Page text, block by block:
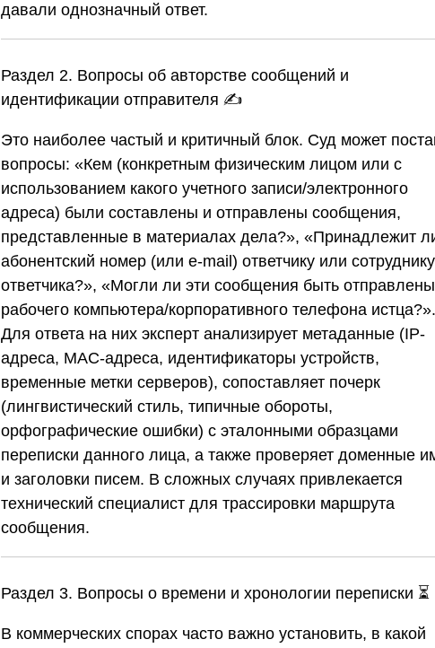
давали однозначный ответ.
Раздел 2. Вопросы об авторстве сообщений и
идентификации отправителя ✍️
Это наиболее частый и критичный блок. Суд может
вопросы: «Кем (конкретным физическим лицом или с
использованием какого учетного записи/электронного
адреса) были составлены и отправлены сообщения,
представленные в материалах дела?», «Принадлежит
абонентский номер (или e-mail) ответчику или сотруднику
ответчика?», «Могли ли эти сообщения быть
рабочего компьютера/корпоративного телефона истца?».
Для ответа на них эксперт анализирует метаданные (IP-
адреса, MAC-адреса, идентификаторы устройств,
временные метки серверов), сопоставляет почерк
(лингвистический стиль, типичные обороты,
орфографические ошибки) с эталонными образцами
переписки данного лица, а также проверяет доменные
и заголовки писем. В сложных случаях привлекается
технический специалист для трассировки маршрута
сообщения.
Раздел 3. Вопросы о времени и хронологии переписки ⏳
В коммерческих спорах часто важно установить, в какой